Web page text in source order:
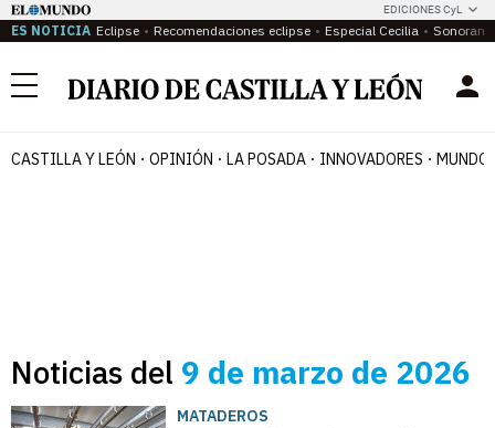
EDICIONES CyL
ES NOTICIA Eclipse Recomendaciones eclipse Especial Cecilia
Menú
CASTILLA Y LEÓN OPINIÓN LA POSADA INNOVADORES MUNDO
Noticias del 9 de marzo de 2026
MATADEROS